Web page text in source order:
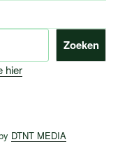
Zoeken
hier
DTNT MEDIA